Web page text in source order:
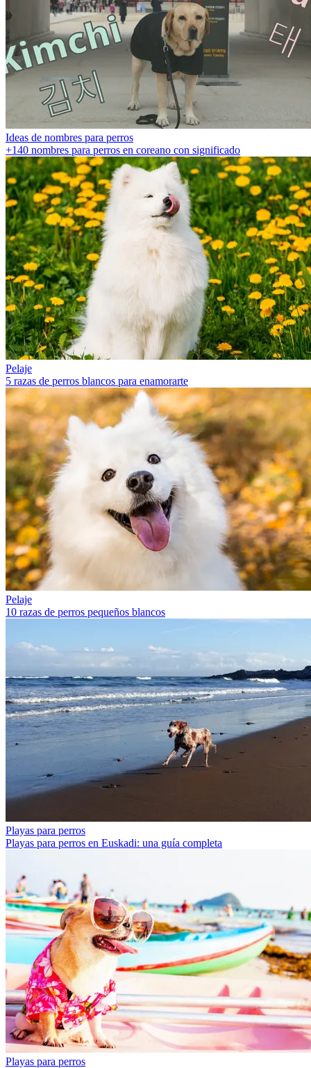
Ideas de nombres para perros
+140 nombres para perros en coreano con significado
Pelaje
5 razas de perros blancos para enamorarte
Pelaje
10 razas de perros pequeños blancos
Playas para perros
Playas para perros en Euskadi: una guía completa
Playas para perros